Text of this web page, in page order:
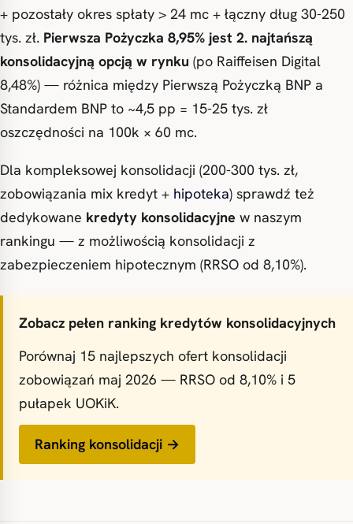
+ pozostały okres spłaty > 24 mc + łączny dług 30-250
tys. zł. Pierwsza Pożyczka 8,95% jest 2. najtańszą
konsolidacyjną opcją w rynku (po Raiffeisen Digital
8,48%) — różnica między Pierwszą Pożyczką BNP a
Standardem BNP to ~4,5 pp = 15-25 tys. zł
oszczędności na 100k × 60 mc.
Dla kompleksowej konsolidacji (200-300 tys. zł,
zobowiązania mix kredyt + hipoteka) sprawdź też
dedykowane kredyty konsolidacyjne w naszym
rankingu — z możliwością konsolidacji z
zabezpieczeniem hipotecznym (RRSO od 8,10%).
Zobacz pełen ranking kredytów konsolidacyjnych
Porównaj 15 najlepszych ofert konsolidacji
zobowiązań maj 2026 — RRSO od 8,10% i 5
pułapek UOKiK.
Ranking konsolidacji →